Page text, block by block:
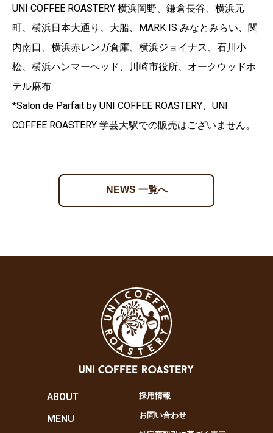
UNI COFFEE ROASTERY 横浜岡野、鎌倉長谷、横浜元
町、横浜日本大通り、大船、MARK IS みなとみらい、関
内南口、横浜赤レンガ倉庫、横浜ジョイナス、石川小
松、横浜ハンマーヘッド、川崎市役所、オークウッドホ
テル麻布
*Salon de Parfait by UNI COFFEE ROASTERY、UNI
COFFEE ROASTERY 学芸大駅での販売はございません。
NEWS 一覧へ
ABOUT
MENU
採用情報
お問い合わせ